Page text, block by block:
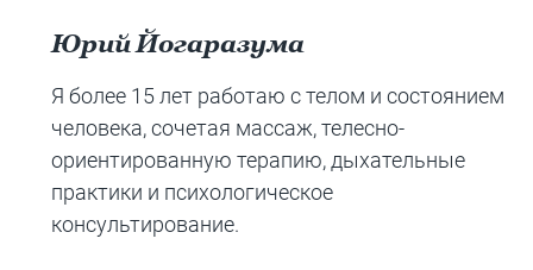
Юрий Йогаразума
Я более 15 лет работаю с телом и состоянием
человека, сочетая массаж, телесно-
ориентированную терапию, дыхательные
практики и психологическое
консультирование.